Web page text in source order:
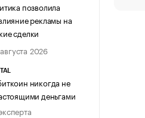
позволила
рекламы на
сделки
2026
никогда не
деньгами